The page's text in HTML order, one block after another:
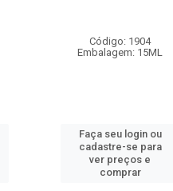
Código: 1904
Embalagem: 15ML
Faça seu login ou
cadastre-se para
ver preços e
comprar